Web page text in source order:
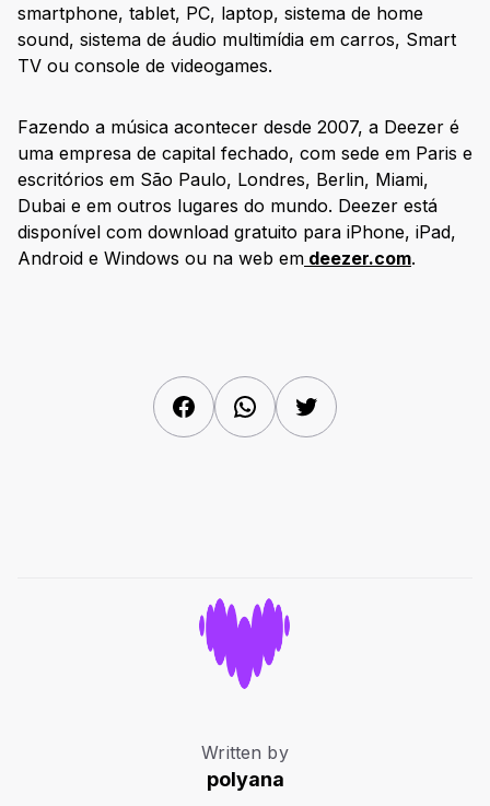
smartphone, tablet, PC, laptop, sistema de home
sound, sistema de áudio multimídia em carros, Smart
TV ou console de videogames.
Fazendo a música acontecer desde 2007, a Deezer é
uma empresa de capital fechado, com sede em Paris e
escritórios em São Paulo, Londres, Berlin, Miami,
Dubai e em outros lugares do mundo. Deezer está
disponível com download gratuito para iPhone, iPad,
Android e Windows ou na web em deezer.com.
FacebookWhatsAppTwitter
Written by
polyana